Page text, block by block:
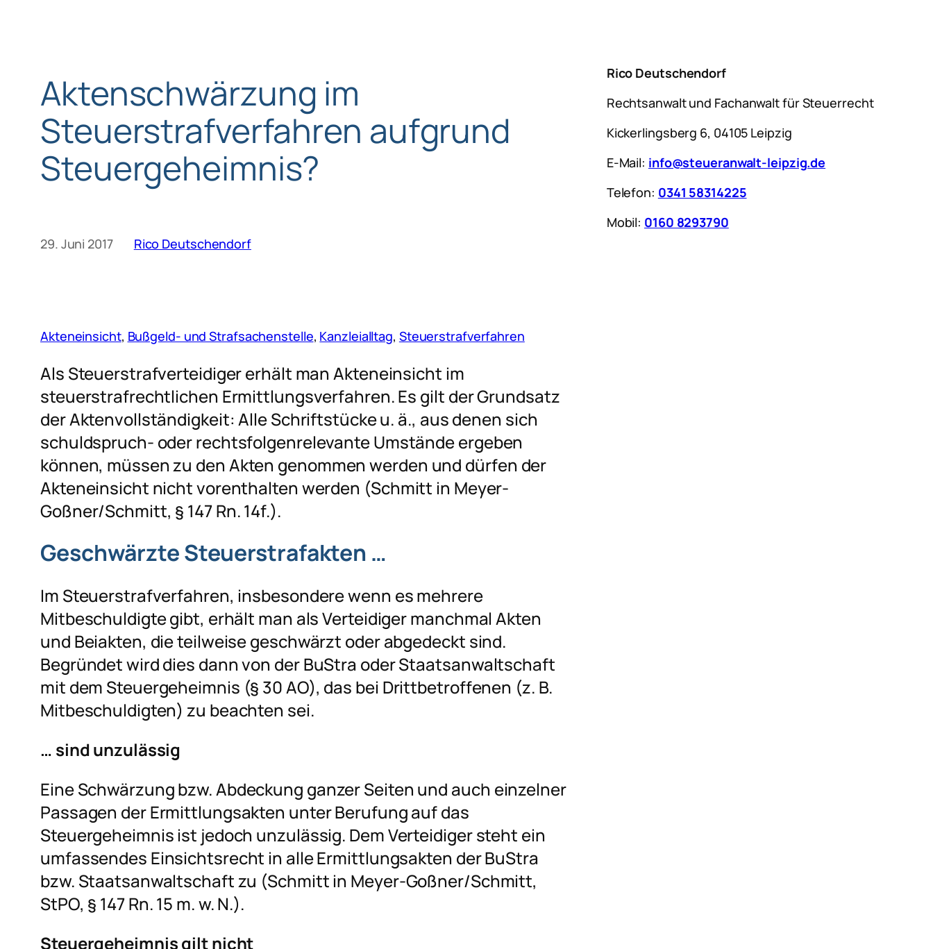
Aktenschwärzung im
Steuerstrafverfahren aufgrund
Steuergeheimnis?
29. Juni 2017 Rico Deutschendorf
Akteneinsicht, Bußgeld- und Strafsachenstelle, Kanzleialltag, Steuerstrafverfahren
Als Steuerstrafverteidiger erhält man Akteneinsicht im
steuerstrafrechtlichen Ermittlungsverfahren. Es gilt der Grundsatz
der Aktenvollständigkeit: Alle Schriftstücke u. ä., aus denen sich
schuldspruch- oder rechtsfolgenrelevante Umstände ergeben
können, müssen zu den Akten genommen werden und dürfen der
Akteneinsicht nicht vorenthalten werden (Schmitt in Meyer-
Goßner/Schmitt, § 147 Rn. 14f.).
Geschwärzte Steuerstrafakten …
Im Steuerstrafverfahren, insbesondere wenn es mehrere
Mitbeschuldigte gibt, erhält man als Verteidiger manchmal Akten
und Beiakten, die teilweise geschwärzt oder abgedeckt sind.
Begründet wird dies dann von der BuStra oder Staatsanwaltschaft
mit dem Steuergeheimnis (§ 30 AO), das bei Drittbetroffenen (z. B.
Mitbeschuldigten) zu beachten sei.
… sind unzulässig
Eine Schwärzung bzw. Abdeckung ganzer Seiten und auch einzelner
Passagen der Ermittlungsakten unter Berufung auf das
Steuergeheimnis ist jedoch unzulässig. Dem Verteidiger steht ein
umfassendes Einsichtsrecht in alle Ermittlungsakten der BuStra
bzw. Staatsanwaltschaft zu (Schmitt in Meyer-Goßner/Schmitt,
StPO, § 147 Rn. 15 m. w. N.).
Steuergeheimnis gilt nicht
Rico Deutschendorf
Rechtsanwalt und Fachanwalt für Steuerrecht
Kickerlingsberg 6, 04105 Leipzig
E-Mail: info@steueranwalt-leipzig.de
Telefon: 0341 58314225
Mobil: 0160 8293790